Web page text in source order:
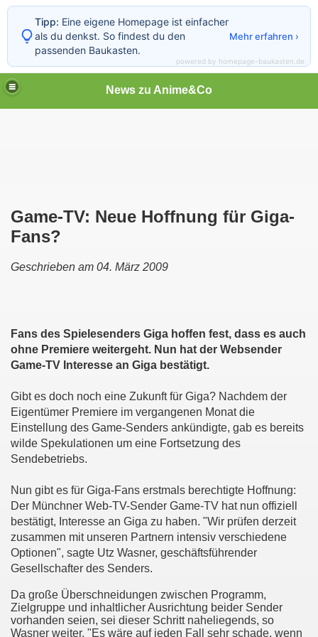
News zu Anime&Co
Game-TV: Neue Hoffnung für Giga-
Fans?
Geschrieben am 04. März 2009
Fans des Spielesenders Giga hoffen fest, dass es auch
ohne Premiere weitergeht. Nun hat der Websender
Game-TV Interesse an Giga bestätigt.
Gibt es doch noch eine Zukunft für Giga? Nachdem der
Eigentümer Premiere im vergangenen Monat die
Einstellung des Game-Senders ankündigte, gab es bereits
wilde Spekulationen um eine Fortsetzung des
Sendebetriebs.
Nun gibt es für Giga-Fans erstmals berechtigte Hoffnung:
Der Münchner Web-TV-Sender Game-TV hat nun offiziell
bestätigt, Interesse an Giga zu haben. "Wir prüfen derzeit
zusammen mit unseren Partnern intensiv verschiedene
Optionen", sagte Utz Wasner, geschäftsführender
Gesellschafter des Senders.
Da große Überschneidungen zwischen Programm,
Zielgruppe und inhaltlicher Ausrichtung beider Sender
vorhanden seien, sei dieser Schritt naheliegends, so
Wasner weiter. "Es wäre auf jeden Fall sehr schade, wenn
Tipp: Eine eigene Homepage ist einfacher
als du denkst. So findest du den
passenden Baukasten.
Mehr erfahren ›
powered by homepage-baukasten.de